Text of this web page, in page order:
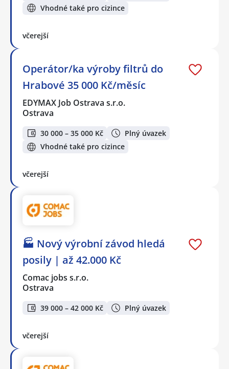
Vhodné také pro cizince
včerejší
Operátor/ka výroby filtrů do
Hrabové 35 000 Kč/měsíc
EDYMAX Job Ostrava s.r.o.
Ostrava
30 000 – 35 000 Kč
Plný úvazek
Vhodné také pro cizince
včerejší
🏭 Nový výrobní závod hledá
posily | až 42.000 Kč
Comac jobs s.r.o.
Ostrava
39 000 – 42 000 Kč Plný úvazek
včerejší